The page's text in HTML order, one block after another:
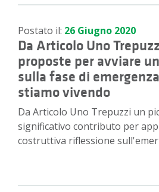
Postato il: 26 Giugno 2020
Da Articolo Uno
proposte per avviare
sulla fase di
stiamo vivendo
Da Articolo Uno Trepuzzi un
significativo contributo per
costruttiva riflessione